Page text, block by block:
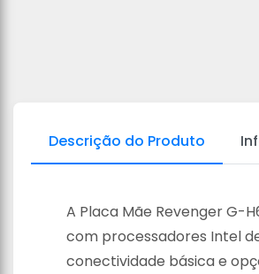
Descrição do Produto
A Placa Mãe Revenger G-
com processadores Intel
conectividade básica e